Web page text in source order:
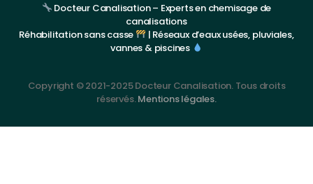
Docteur Canalisation – Experts en chemisage de
canalisations
Réhabilitation sans casse
| Réseaux d’eaux usées, pluviales,
vannes & piscines
Copyright © 2021-2025 Docteur Canalisation. Tous droits
réservés.Mentions légales.